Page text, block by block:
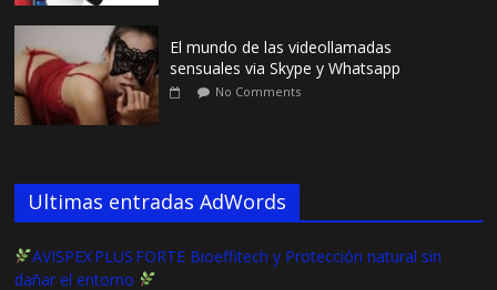
El mundo de las videollamadas
sensuales via Skype y Whatsapp
No Comments
Ultimas entradas AdWords
AVISPEX PLUS FORTE Bioeffitech y Protección natural sin
dañar el entorno